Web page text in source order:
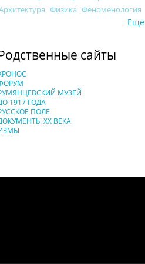
Физика Феноменология
Еще
сайты
МУЗЕЙ
1917 ГОДА
ПОЛЕ
XX ВЕКА